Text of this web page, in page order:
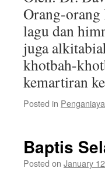
Orang-orang
lagu dan
juga
khotbah-
kemartiran
Posted in
Baptis
Posted on January